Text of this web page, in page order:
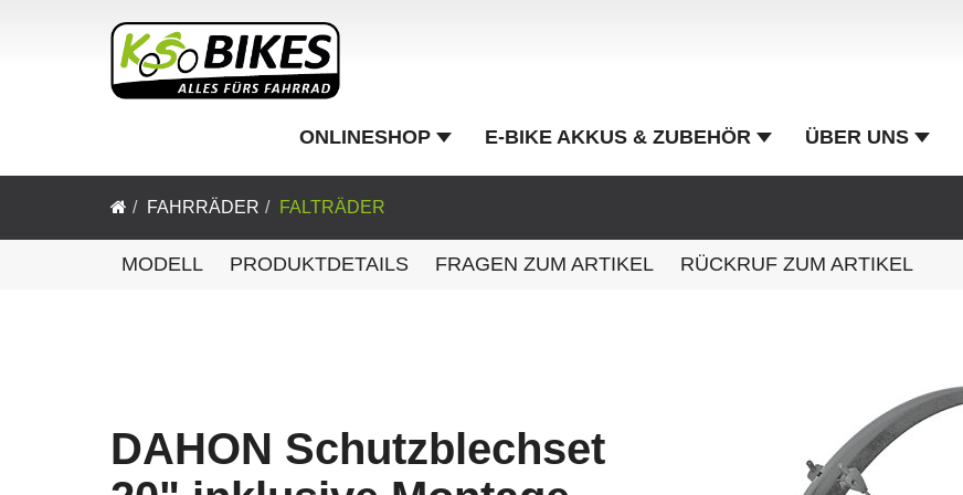
ONLINESHOP E-BIKE AKKUS & ZUBEHÖR ÜBER UNS
FAHRRÄDER FALTRÄDER
MODELL PRODUKTDETAILS FRAGEN ZUM ARTIKEL RÜCKRUF ZUM ARTIKEL
DAHON Schutzblechset